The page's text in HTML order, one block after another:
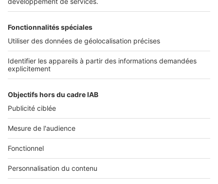
Tous nos services pro
Accès client
Mes annonces sur SeLoger
À DÉCOUVRIR
Tout l'immobilier
Toutes les villes
Tous les départements
Toutes les régions
SeLoger © 1992 - 2023
Annonces Immobilières